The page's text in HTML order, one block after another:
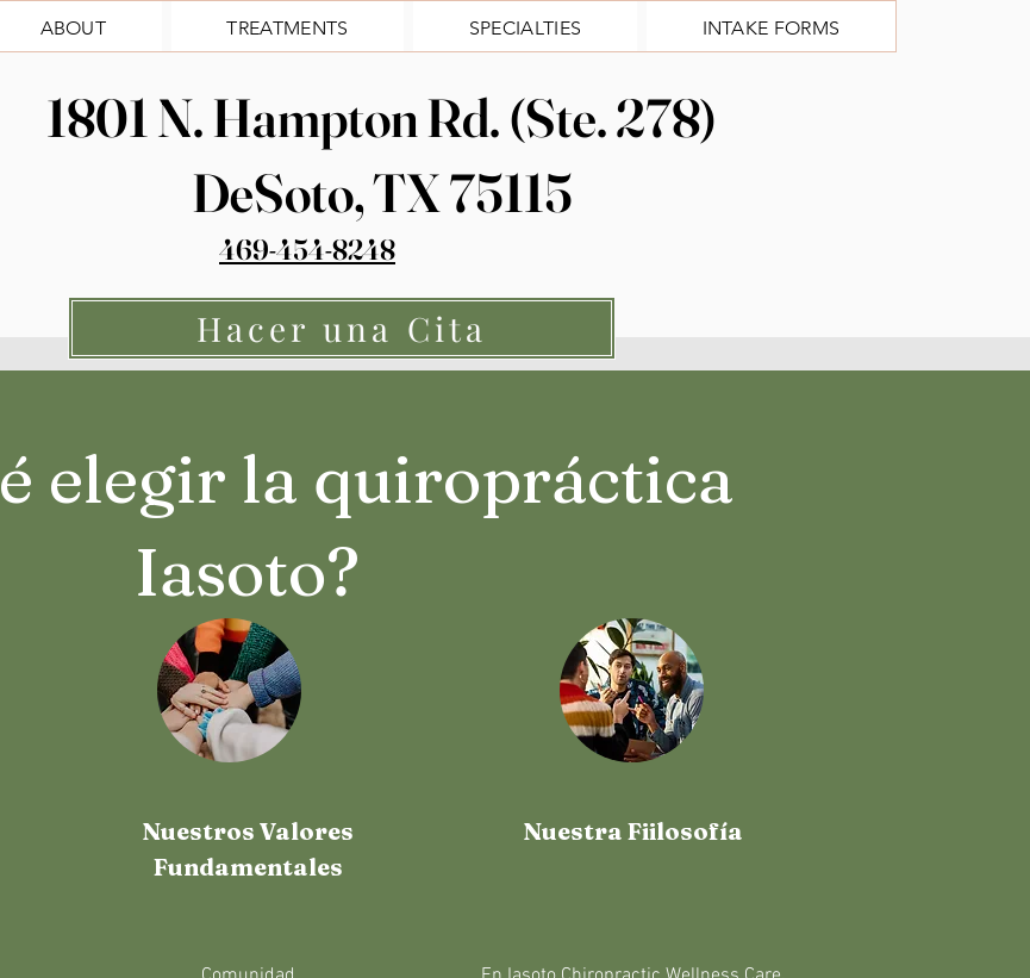
ABOUT TREATMENTS SPECIALTIES INTAKE FORMS
1801 N. Hampton Rd. (Ste. 278)
DeSoto, TX 75115
469-454-8248
Hacer una Cita
elegir la quiropráctica
Iasoto?
Nuestros Valores
Fundamentales
Nuestra Fiilosofía